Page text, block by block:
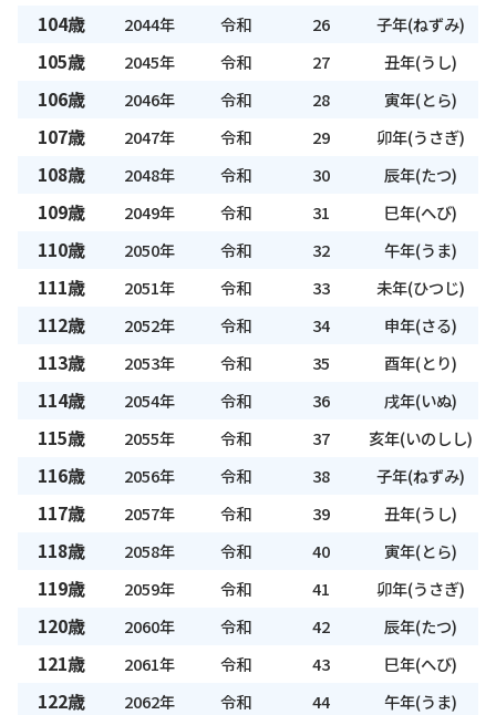
104歳 2044年 令和 26 子年(ねずみ)
105歳 2045年 令和 27 丑年(うし)
106歳 2046年 令和 28 寅年(とら)
107歳 2047年 令和 29 卯年(うさぎ)
108歳 2048年 令和 30 辰年(たつ)
109歳 2049年 令和 31 巳年(へび)
110歳 2050年 令和 32 午年(うま)
111歳 2051年 令和 33 未年(ひつじ)
112歳 2052年 令和 34 申年(さる)
113歳 2053年 令和 35 酉年(とり)
114歳 2054年 令和 36 戌年(いぬ)
115歳 2055年 令和 37 亥年(いのしし)
116歳 2056年 令和 38 子年(ねずみ)
117歳 2057年 令和 39 丑年(うし)
118歳 2058年 令和 40 寅年(とら)
119歳 2059年 令和 41 卯年(うさぎ)
120歳 2060年 令和 42 辰年(たつ)
121歳 2061年 令和 43 巳年(へび)
122歳 2062年 令和 44 午年(うま)